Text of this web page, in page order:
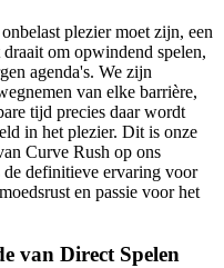
plezier moet zijn, een
om opwindend spelen,
agenda's. We zijn
van elke barrière,
tijd precies daar wordt
in het plezier. Dit is onze
Curve Rush op ons
de definitieve ervaring voor
en passie voor het
van Direct Spelen